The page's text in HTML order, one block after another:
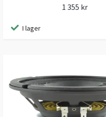
1 355 kr
I lager